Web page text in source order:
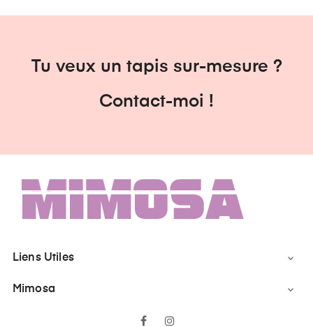
Tu veux un tapis sur-mesure ?
Contact-moi !
Liens Utiles 
Mimosa 
Facebook